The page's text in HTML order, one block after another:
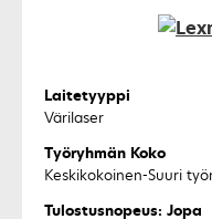
Laitetyyppi
Värilaser
Työryhmän Koko
Keskikokoinen-Suuri
Tulostusnopeus: Jopa